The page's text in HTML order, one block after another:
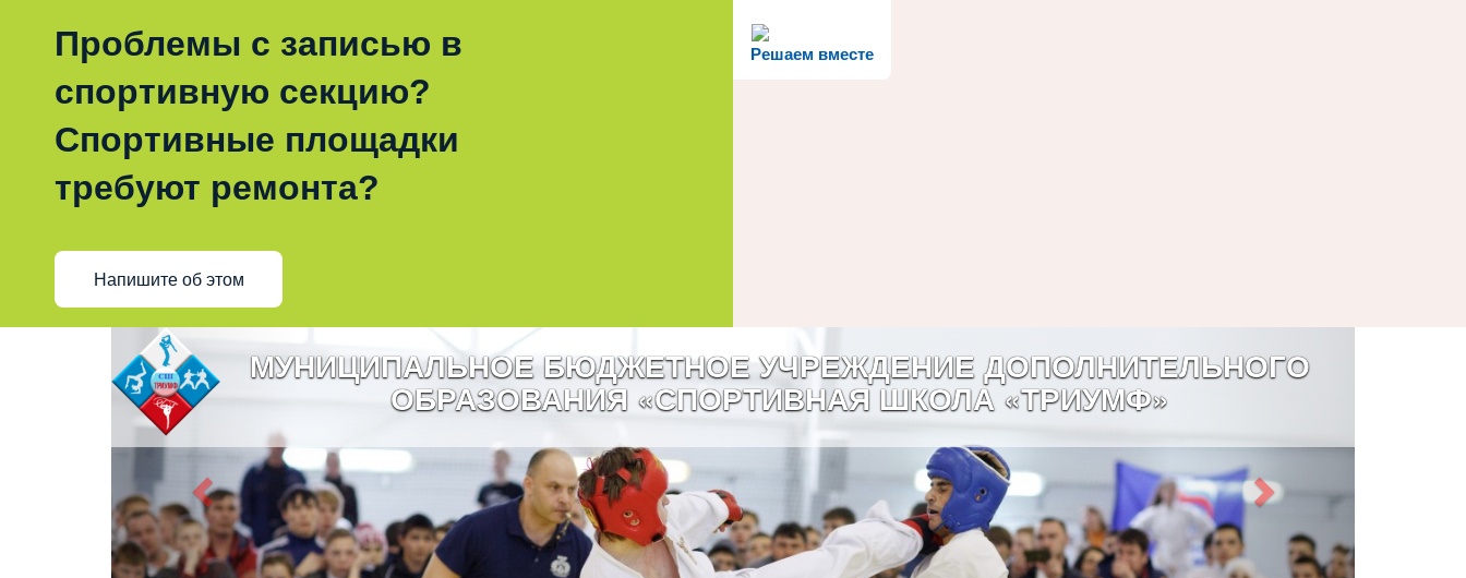
Решаем вместе
Проблемы с записью в
спортивную секцию?
Спортивные площадки
требуют ремонта?
Напишите об этом
МУНИЦИПАЛЬНОЕ БЮДЖЕТНОЕ УЧРЕЖДЕНИЕ ДОПОЛНИТЕЛЬНОГО
ОБРАЗОВАНИЯ «СПОРТИВНАЯ ШКОЛА «ТРИУМФ»